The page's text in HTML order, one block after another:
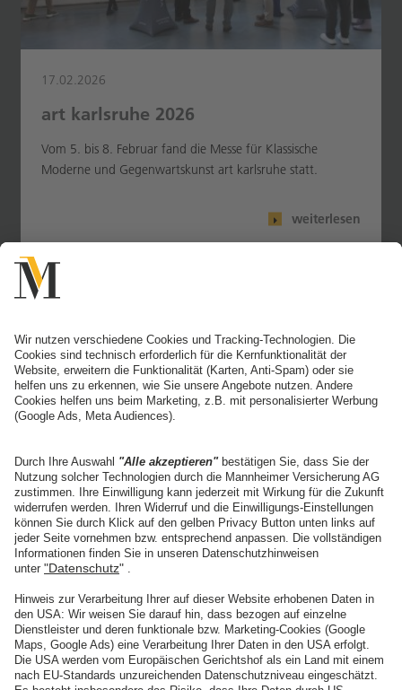
17.02.2026
art karlsruhe 2026
Vom 5. bis 8. Februar fand die Messe für Klassische
Moderne und Gegenwartskunst art karlsruhe statt.
weiterlesen
14.01.2026
Marlon Lanziner im Interview
Ein klarer Blick auf Prozess, Material und Zukunftsvisionen
weiterlesen